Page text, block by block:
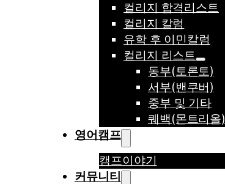
컬리지 합격리스트
컬리지 칼럼
유학 후 이민칼럼
컬리지 리스트
동부(토론토)
서부(밴쿠버)
중부 및 기타
퀘백(몬트리올)
영어캠프
캠프이야기
커뮤니티